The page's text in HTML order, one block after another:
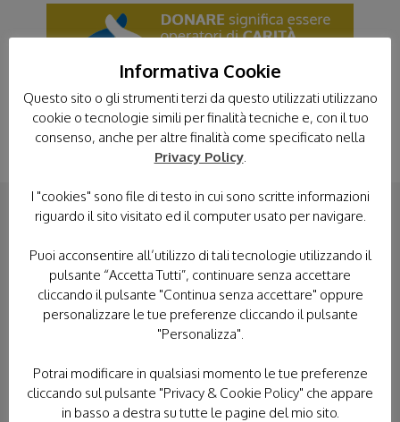
CONTATTACI
Informativa Cookie
Questo sito o gli strumenti terzi da questo utilizzati utilizzano
cookie o tecnologie simili per finalità tecniche e, con il tuo
consenso, anche per altre finalità come specificato nella
Privacy Policy.
I "cookies" sono file di testo in cui sono scritte informazioni
riguardo il sito visitato ed il computer usato per navigare.
Puoi acconsentire all’utilizzo di tali tecnologie utilizzando il
pulsante “Accetta Tutti”, continuare senza accettare
cliccando il pulsante "Continua senza accettare" oppure
personalizzare le tue preferenze cliccando il pulsante
"Personalizza".
Potrai modificare in qualsiasi momento le tue preferenze
cliccando sul pulsante "Privacy & Cookie Policy" che appare
in basso a destra su tutte le pagine del mio sito.